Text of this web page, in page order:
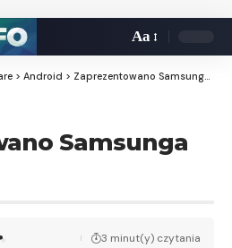
Aa
> Android > Zaprezentowano Samsunga Galaxy C5
Samsunga
3 minut(y) czytania